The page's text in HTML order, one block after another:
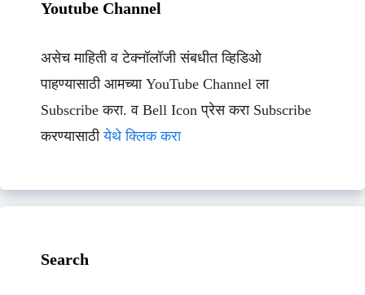
Youtube Channel
असेच माहिती व टेक्नॉलॉजी संबधीत व्हिडिओ
पाहण्यासाठी आमच्या YouTube Channel ला
Subscribe करा. व Bell Icon प्रेस करा Subscribe
करण्यासाठीयेथे क्लिक करा
Search